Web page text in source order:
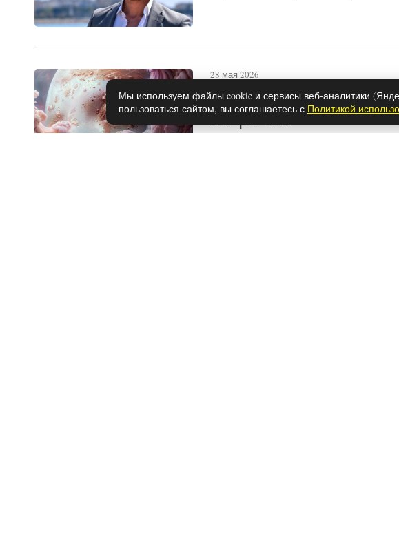
Каким знакам зодиака
вещие сны
28 мая 2026
Мы используем файлы cookie и сервисы веб-аналитики
пользоваться сайтом, вы соглашаетесь с Политикой